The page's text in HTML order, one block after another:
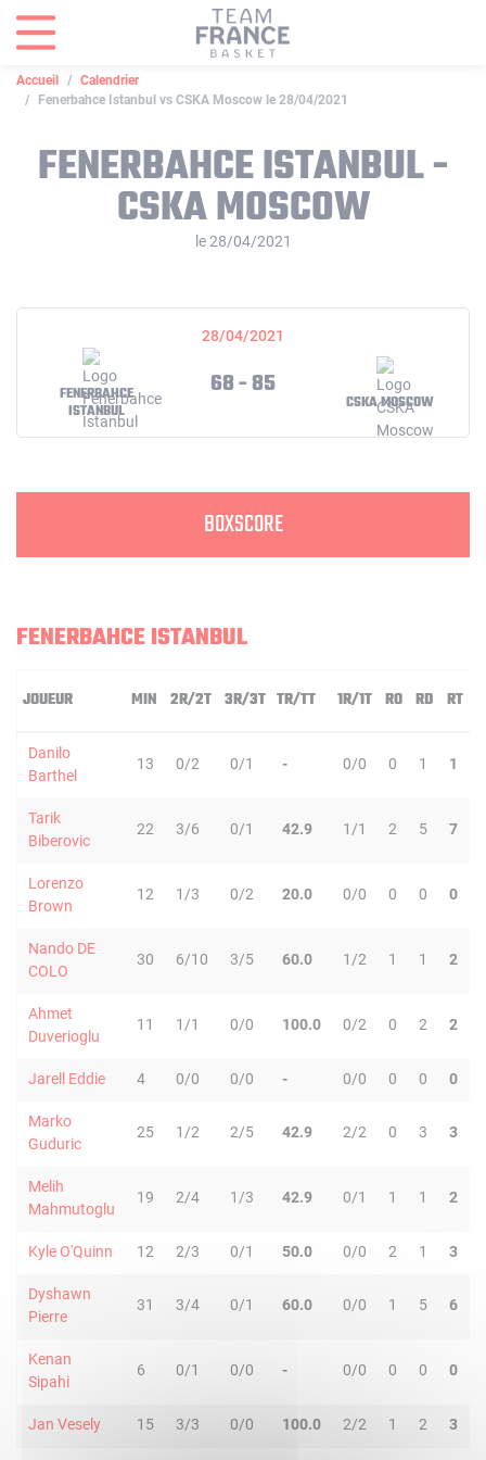
Accueil
Calendrier
Fenerbahce Istanbul vs CSKA Moscow le 28/04/2021
FENERBAHCE ISTANBUL -
CSKA MOSCOW
le 28/04/2021
28/04/2021
FENERBAHCE
ISTANBUL
68 - 85
CSKA MOSCOW
BOXSCORE
FENERBAHCE ISTANBUL
JOUEUR MIN 2R/2T 3R/3T TR/TT 1R/1T RO RD RT
Danilo
Barthel
13 0/2 0/1 - 0/0 0 1 1
Tarik
Biberovic
22 3/6 0/1 42.9 1/1 2 5 7
Lorenzo
Brown
12 1/3 0/2 20.0 0/0 0 0 0
Nando DE
COLO
30 6/10 3/5 60.0 1/2 1 1 2
Ahmet
Duverioglu
11 1/1 0/0 100.0 0/2 0 2 2
Jarell Eddie 4 0/0 0/0 - 0/0 0 0 0
Marko
Guduric
25 1/2 2/5 42.9 2/2 0 3 3
Melih
Mahmutoglu
19 2/4 1/3 42.9 0/1 1 1 2
Kyle O'Quinn 12 2/3 0/1 50.0 0/0 2 1 3
Dyshawn
Pierre
31 3/4 0/1 60.0 0/0 1 5 6
Kenan
Sipahi
6 0/1 0/0 - 0/0 0 0 0
Jan Vesely 15 3/3 0/0 100.0 2/2 1 2 3
Panneau de gestion des cookies